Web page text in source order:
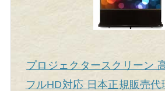
プロジェクタースクリーン
フルHD対応 日本正規販売